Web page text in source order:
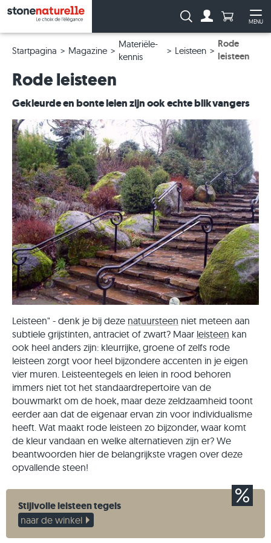
MENU
Zoeken: Aantal
Startpagina Magazine
Materiële-
kennis
Leisteen
Rode
leisteen
Rode leisteen
Gekleurde en bonte leien zijn ook echte blikvangers
Leisteen" - denk je bij deze natuursteen niet meteen aan
subtiele grijstinten, antraciet of zwart? Maar leisteen kan
ook heel anders zijn: kleurrijke, groene of zelfs rode
leisteen zorgt voor heel bijzondere accenten in je eigen
vier muren. Leisteentegels en leien in rood behoren
immers niet tot het standaardrepertoire van de
bouwmarkt om de hoek, maar deze zeldzaamheid toont
eerder aan dat de eigenaar ervan zin voor individualisme
heeft. Wat maakt rode leisteen zo bijzonder, waar komt
de kleur vandaan en welke alternatieven zijn er? We
beantwoorden hier de belangrijkste vragen over deze
opvallende steen!
Stijlvolle leisteen tegels
naar de winkel